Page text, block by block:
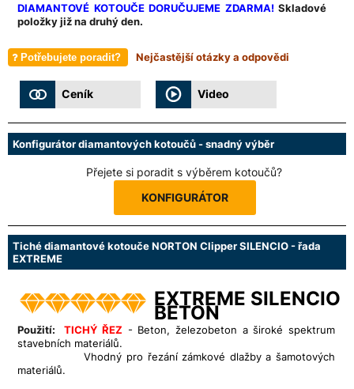
DIAMANTOVÉ KOTOUČE DORUČUJEME ZDARMA! Skladové
položky již na druhý den.
Potřebujete poradit? Nejčastější otázky a odpovědi
Ceník Video
Konfigurátor diamantových kotoučů - snadný výběr
Přejete si poradit s výběrem kotoučů?
KONFIGURÁTOR
Tiché diamantové kotouče NORTON Clipper SILENCIO - řada
EXTREME
EXTREME SILENCIO
BETON
Použití:TICHÝ ŘEZ - Beton, železobeton a široké spektrum
stavebních materiálů.
Vhodný pro řezání zámkové dlažby a šamotových
materiálů.